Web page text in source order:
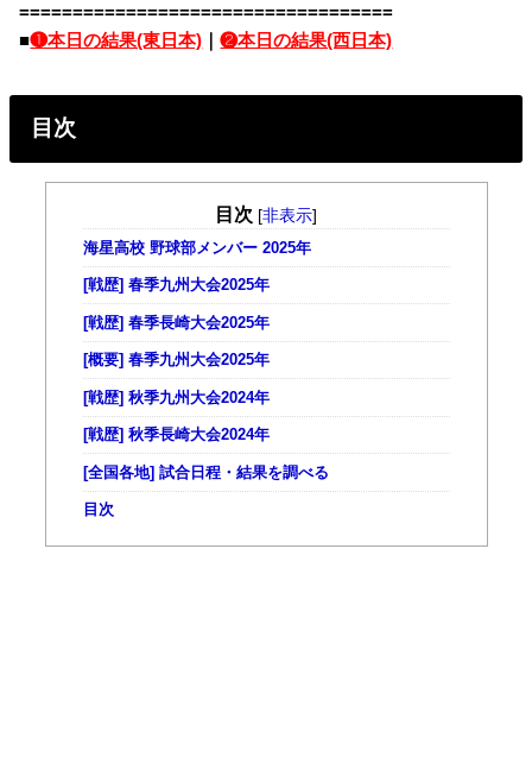
===================================
■❶本日の結果(東日本) ｜❷本日の結果(西日本)
目次
目次 [非表示]
海星高校 野球部メンバー 2025年
[戦歴] 春季九州大会2025年
[戦歴] 春季長崎大会2025年
[概要] 春季九州大会2025年
[戦歴] 秋季九州大会2024年
[戦歴] 秋季長崎大会2024年
[全国各地] 試合日程・結果を調べる
目次